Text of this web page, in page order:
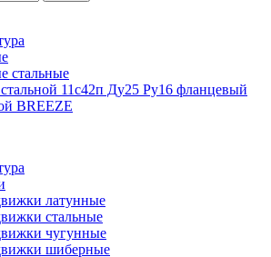
стальные
11с42п Ду25 Ру16 фланцевый
BREEZE
латунные
стальные
чугунные
шиберные